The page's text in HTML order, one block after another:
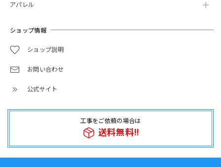
アパレル
ショップ情報
ショップ説明
お問い合わせ
公式サイト
工事をご依頼の場合は
送料無料!!